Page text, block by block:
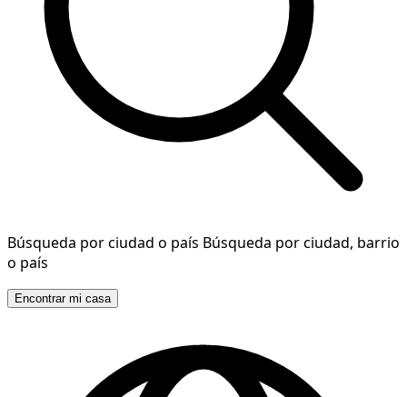
Búsqueda por ciudad o país Búsqueda por ciudad, barrio
o país
Encontrar mi casa